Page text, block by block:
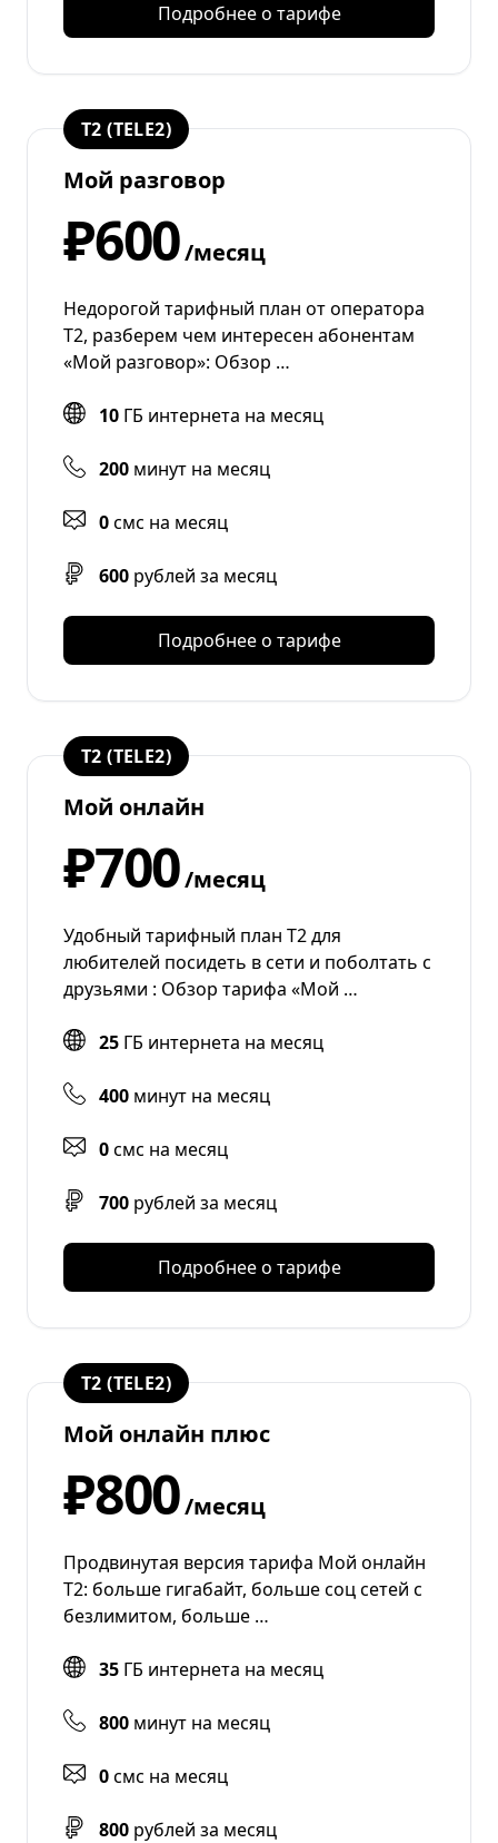
Подробнее о тарифе
T2 (TELE2)
Мой разговор
₽600/месяц
Недорогой тарифный план от оператора
T2, разберем чем интересен абонентам
«Мой разговор»: Обзор …
10 ГБ интернета на месяц
200 минут на месяц
0смс на месяц
600 рублей за месяц
Подробнее о тарифе
T2 (TELE2)
Мой онлайн
₽700/месяц
Удобный тарифный план Т2 для
любителей посидеть в сети и поболтать с
друзьями : Обзор тарифа «Мой …
25 ГБ интернета на месяц
400 минут на месяц
0смс на месяц
700 рублей за месяц
Подробнее о тарифе
T2 (TELE2)
Мой онлайн плюс
₽800/месяц
Продвинутая версия тарифа Мой онлайн
Т2: больше гигабайт, больше соц сетей с
безлимитом, больше …
35 ГБ интернета на месяц
800 минут на месяц
0смс на месяц
800 рублей за месяц